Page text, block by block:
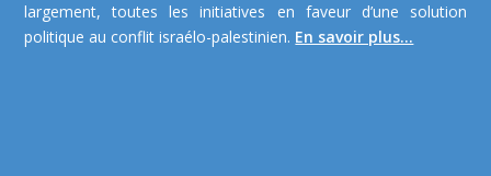
largement, toutes les initiatives en faveur d’une solution
politique au conflit israélo-palestinien. En savoir plus...